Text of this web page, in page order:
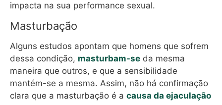
impacta na sua performance sexual.
Masturbação
Alguns estudos apontam que homens que sofrem
dessa condição, masturbam-se da mesma
maneira que outros, e que a sensibilidade
mantém-se a mesma. Assim, não há confirmação
clara que a masturbação é a causa da ejaculação